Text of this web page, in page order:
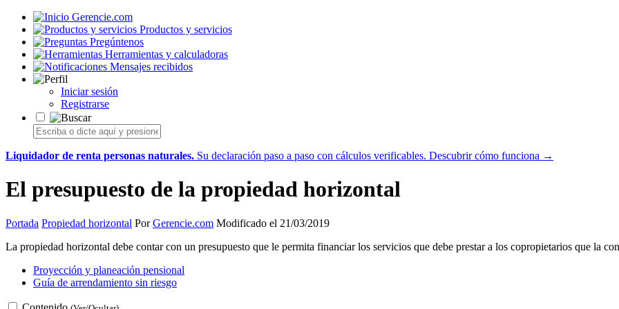
Gerencie.com
Productos y servicios
Pregúntenos
Herramientas y calculadoras
Mensajes recibidos
Iniciar sesión
Registrarse
Liquidador de renta personas naturales. Su declaración paso a paso con cálculos verificables. Descubrir cómo funciona →
El presupuesto de la propiedad horizontal
Portada Propiedad horizontal PorGerencie.com Modificado el 21/03/2019
La propiedad horizontal debe contar con un presupuesto que le permita financiar los servicios que debe prestar a los copropietarios que la
Proyección y planeación pensional
Guía de arrendamiento sin riesgo